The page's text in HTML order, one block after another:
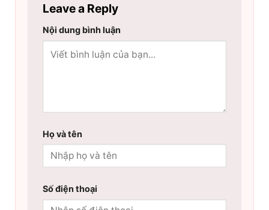
Leave a Reply
Nội dung bình luận
Họ và tên
Số điện thoại